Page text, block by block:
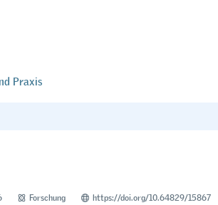
Praxis
Forschung https://doi.org/10.64829/15867